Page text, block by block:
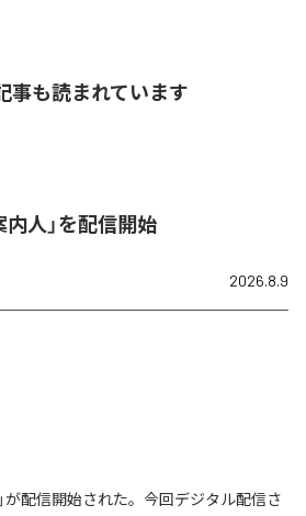
事も読まれています
人」を配信開始
2026.8.9
が配信開始された。今回デジタル配信さ